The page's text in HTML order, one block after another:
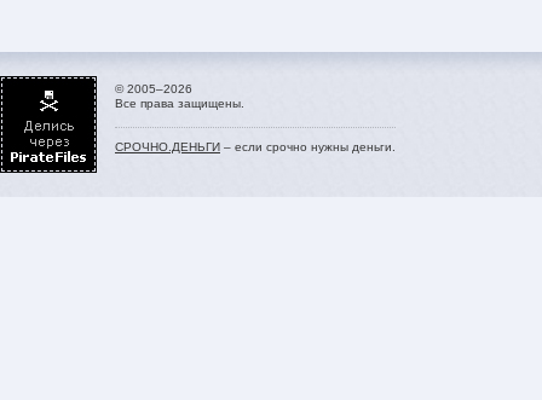
© 2005–2026
Все права защищены.
СРОЧНО.ДЕНЬГИ – если срочно нужны деньги.